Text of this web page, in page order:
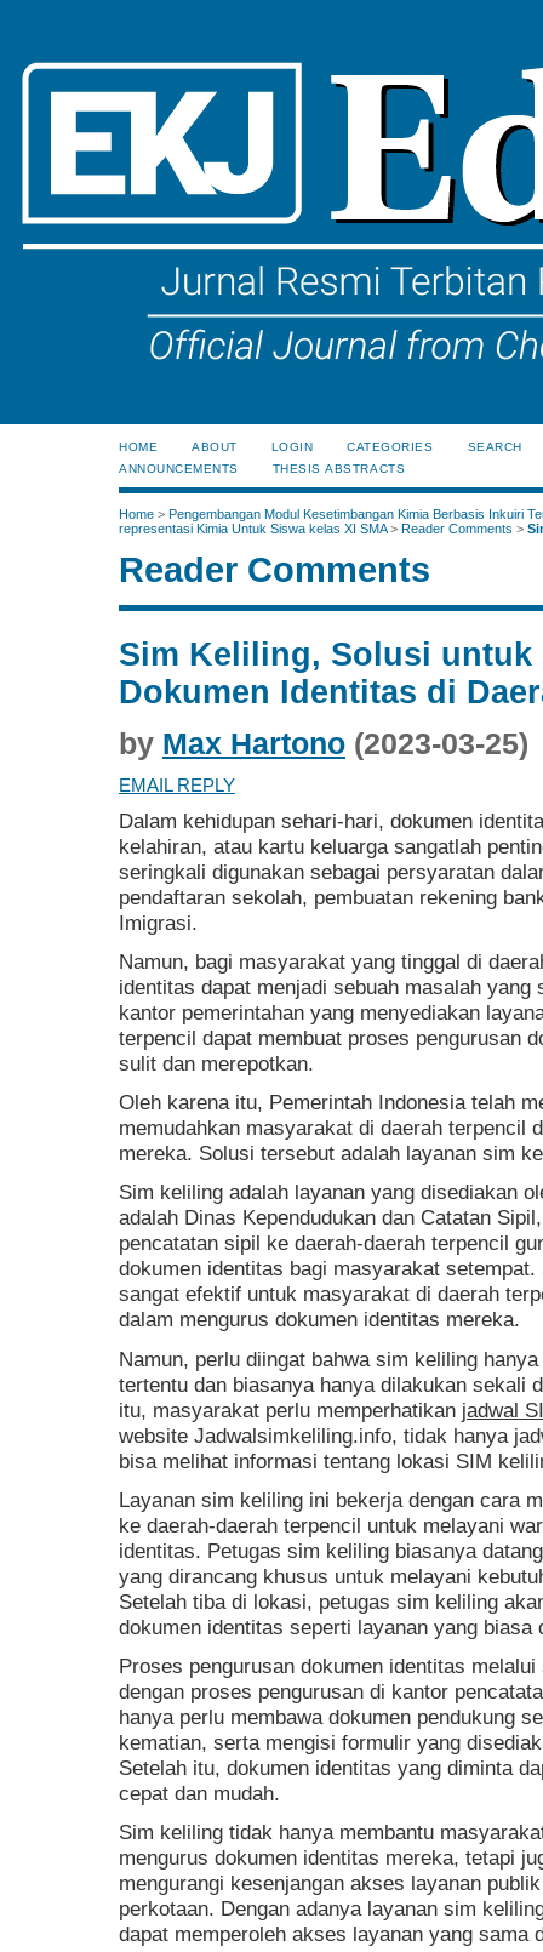
HOME ABOUT LOGIN CATEGORIES
SEARCH
ANNOUNCEMENTS
THESIS ABSTRACTS
Home > Pengembangan Modul Kesetimbangan Kimia Berbasis Inkuiri
representasi Kimia Untuk Siswa kelas XI SMA> Reader Comments >
Reader Comments
Sim Keliling, Solusi untuk
Dokumen Identitas di
by Max Hartono (2023-03-25)
EMAIL REPLY
Dalam kehidupan sehari-hari, dokumen
kelahiran, atau kartu keluarga sangatlah
seringkali digunakan sebagai persyaratan
pendaftaran sekolah, pembuatan rekening
Imigrasi.
Namun, bagi masyarakat yang tinggal di
identitas dapat menjadi sebuah masalah
kantor pemerintahan yang menyediakan
terpencil dapat membuat proses pengurusan
sulit dan merepotkan.
Oleh karena itu, Pemerintah Indonesia telah
memudahkan masyarakat di daerah terpencil
mereka. Solusi tersebut adalah layanan sim
Sim keliling adalah layanan yang disediakan
adalah Dinas Kependudukan dan Catatan
pencatatan sipil ke daerah-daerah terpencil
dokumen identitas bagi masyarakat
sangat efektif untuk masyarakat di daerah
dalam mengurus dokumen identitas mereka.
Namun, perlu diingat bahwa sim keliling
tertentu dan biasanya hanya dilakukan sekali
itu, masyarakat perlu memperhatikan jadwal
website Jadwalsimkeliling.info, tidak hanya
bisa melihat informasi tentang lokasi SIM
Layanan sim keliling ini bekerja dengan cara
ke daerah-daerah terpencil untuk melayani
identitas. Petugas sim keliling biasanya
yang dirancang khusus untuk melayani
Setelah tiba di lokasi, petugas sim keliling
dokumen identitas seperti layanan yang
Proses pengurusan dokumen identitas
dengan proses pengurusan di kantor
hanya perlu membawa dokumen pendukung
kematian, serta mengisi formulir yang
Setelah itu, dokumen identitas yang diminta
cepat dan mudah.
Sim keliling tidak hanya membantu
mengurus dokumen identitas mereka, tetapi
mengurangi kesenjangan akses layanan
perkotaan. Dengan adanya layanan sim
dapat memperoleh akses layanan yang sama